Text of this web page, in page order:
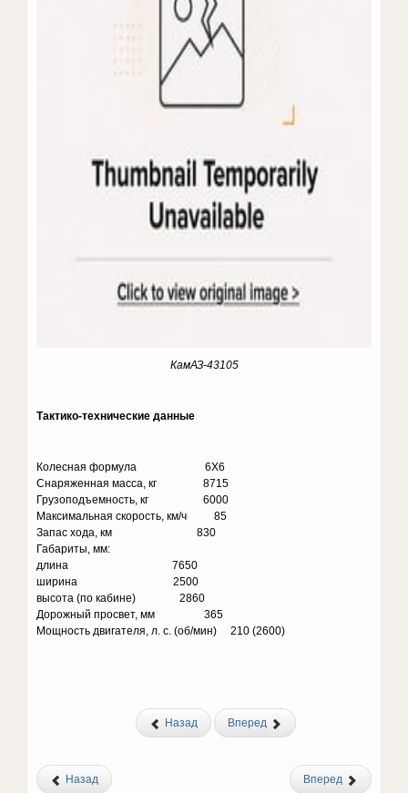
КамАЗ-43105
Тактико-технические данные
Колесная формула 6X6
Снаряженная масса, кг 8715
Грузоподъемность, кг 6000
Максимальная скорость, км/ч 85
Запас хода, км 830
Габариты, мм:
длина 7650
ширина 2500
высота (по кабине) 2860
Дорожный просвет, мм 365
Мощность двигателя, л. с. (об/мин) 210 (2600)
Назад Вперед
Назад Вперед